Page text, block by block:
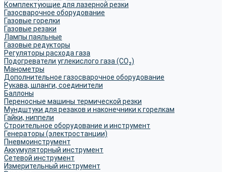
Комплектующие для лазерной резки
Газосварочное оборудование
Газовые горелки
Газовые резаки
Лампы паяльные
Газовые редукторы
Регуляторы расхода газа
Подогреватели углекислого газа (CO₂)
Манометры
Дополнительное газосварочное оборудование
Рукава, шланги, соединители
Баллоны
Переносные машины термической резки
Мундштуки для резаков и наконечники к горелкам
Гайки, ниппели
Строительное оборудование и инструмент
Генераторы (электростанции)
Пневмоинструмент
Аккумуляторный инструмент
Сетевой инструмент
Измерительный инструмент